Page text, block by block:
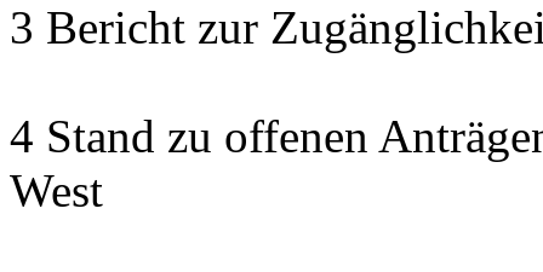
3 Bericht zur
4 Stand zu offenen
West